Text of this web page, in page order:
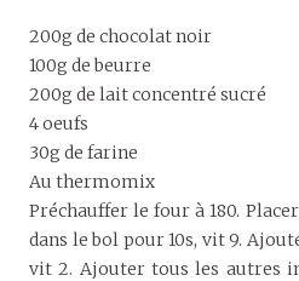
200g de chocolat noir
100g de beurre
200g de lait concentré sucré
4 oeufs
30g de farine
Au thermomix
Préchauffer le four à 180.
dans le bol pour 10s, vit 9.
vit 2. Ajouter tous les autres